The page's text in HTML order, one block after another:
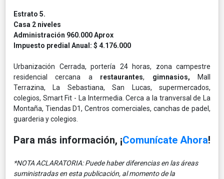
Estrato 5.
Casa 2 niveles
Administración 960.000 Aprox
Impuesto predial Anual: $ 4.176.000
Urbanización Cerrada, portería 24 horas, zona campestre
residencial cercana a restaurantes, gimnasios, Mall
Terrazina, La Sebastiana, San Lucas, supermercados,
colegios, Smart Fit - La Intermedia. Cerca a la tranversal de La
Montaña, Tiendas D1, Centros comerciales, canchas de padel,
guarderia y colegios.
Para más información, ¡Comunícate Ahora!
*NOTA ACLARATORIA: Puede haber diferencias en las áreas
suministradas en esta publicación, al momento de la